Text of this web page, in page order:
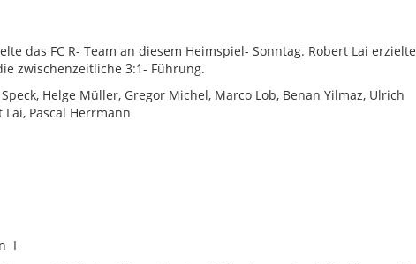
das FC R- Team an diesem Heimspiel- Sonntag. Robert Lai erzielte
zwischenzeitliche 3:1- Führung.
Helge Müller, Gregor Michel, Marco Lob, Benan Yilmaz, Ulrich
Lai, Pascal Herrmann
I